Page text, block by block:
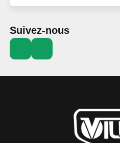
Suivez-nous